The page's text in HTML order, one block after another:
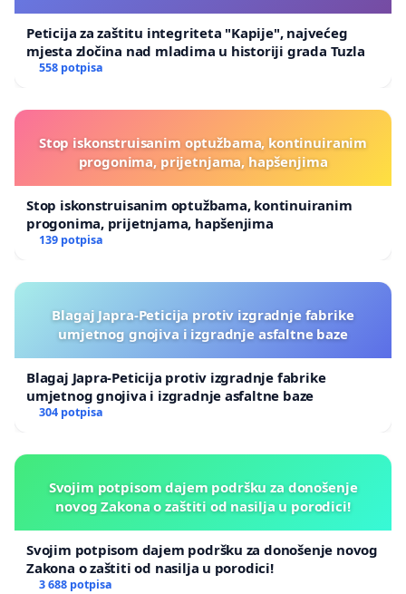
Peticija za zaštitu integriteta "Kapije", najvećeg
mjesta zločina nad mladima u historiji grada Tuzla
558 potpisa
Stop iskonstruisanim optužbama, kontinuiranim
progonima, prijetnjama, hapšenjima
Stop iskonstruisanim optužbama, kontinuiranim
progonima, prijetnjama, hapšenjima
139 potpisa
Blagaj Japra-Peticija protiv izgradnje fabrike
umjetnog gnojiva i izgradnje asfaltne baze
Blagaj Japra-Peticija protiv izgradnje fabrike
umjetnog gnojiva i izgradnje asfaltne baze
304 potpisa
Svojim potpisom dajem podršku za donošenje
novog Zakona o zaštiti od nasilja u porodici!
Svojim potpisom dajem podršku za donošenje novog
Zakona o zaštiti od nasilja u porodici!
3 688 potpisa